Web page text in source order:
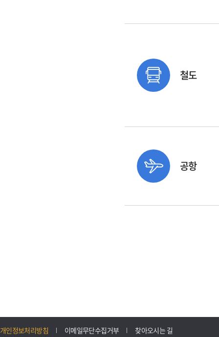
철도
공항
개인정보처리방침 이메일무단수집거부 찾아오시는 길